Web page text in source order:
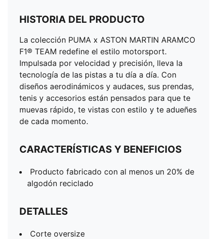
HISTORIA DEL PRODUCTO
La colección PUMA x ASTON MARTIN ARAMCO
F1® TEAM redefine el estilo motorsport.
Impulsada por velocidad y precisión, lleva la
tecnología de las pistas a tu día a día. Con
diseños aerodinámicos y audaces, sus prendas,
tenis y accesorios están pensados para que te
muevas rápido, te vistas con estilo y te adueñes
de cada momento.
CARACTERÍSTICAS Y BENEFICIOS
Producto fabricado con al menos un 20% de
algodón reciclado
DETALLES
Corte oversize